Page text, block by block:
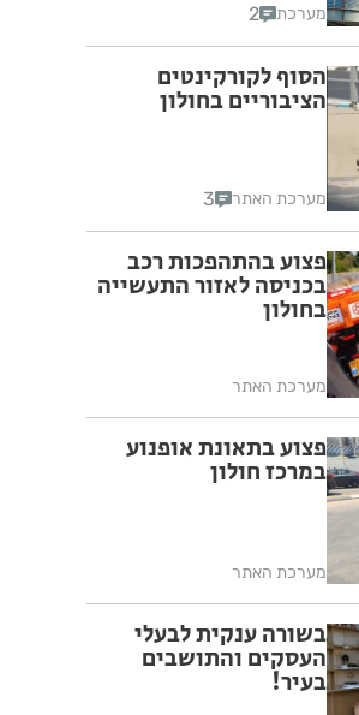
מערכת 2
הסוף לקורקינטים
הציבוריים בחולון
מערכת האתר 3
פצוע בהתהפכות רכב
בכניסה לאזור התעשייה
בחולון
מערכת האתר
פצוע בתאונת אופנוע
במרכז חולון
מערכת האתר
בשורה ענקית לבעלי
העסקים והתושבים
בעיר!